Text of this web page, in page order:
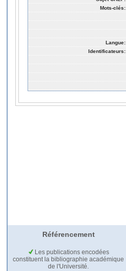
Mots-clés:
Langue:
Identificateurs:
Référencement
Les publications encodées
constituent la bibliographie académique
de l'Université.